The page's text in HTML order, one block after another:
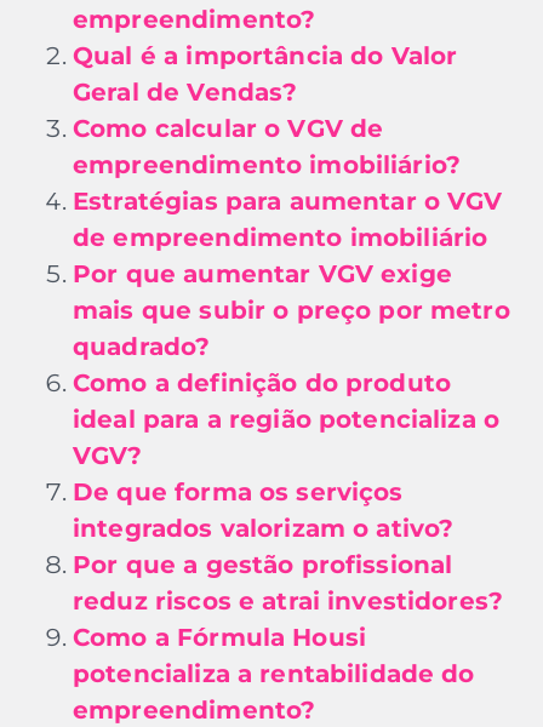
empreendimento?
Qual é a importância do Valor
Geral de Vendas?
Como calcular o VGV de
empreendimento imobiliário?
Estratégias para aumentar o VGV
de empreendimento imobiliário
Por que aumentar VGV exige
mais que subir o preço por metro
quadrado?
Como a definição do produto
ideal para a região potencializa o
VGV?
De que forma os serviços
integrados valorizam o ativo?
Por que a gestão profissional
reduz riscos e atrai investidores?
Como a Fórmula Housi
potencializa a rentabilidade do
empreendimento?